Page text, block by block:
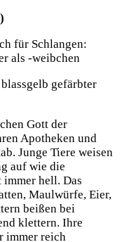
)
für Schlangen:
als -weibchen
gefärbter
Gott der
Apotheken und
Junge Tiere weisen
auf wie die
hell. Das
Maulwürfe, Eier,
beißen bei
klettern. Ihre
immer reich